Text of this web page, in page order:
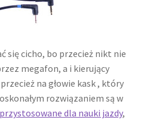
się cicho, bo przecież nikt nie
megafon, a i kierujący
na głowie kask , który
rozwiązaniem są w
dla nauki jazdy,